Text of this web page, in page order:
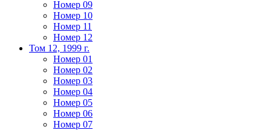
Номер 09
Номер 10
Номер 11
Номер 12
Том 12, 1999 г.
Номер 01
Номер 02
Номер 03
Номер 04
Номер 05
Номер 06
Номер 07